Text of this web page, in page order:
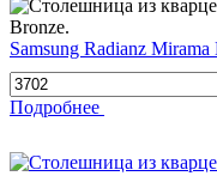
Samsung Radianz Mirama
Подробнее